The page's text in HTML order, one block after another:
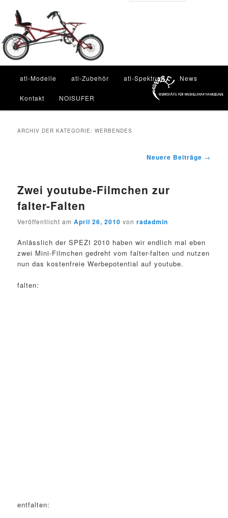
Inhalt
wechseln
sekundären
Inhalt
wechseln
atl-Modelle atl-Zubehör atl-Spektrum News
Kontakt NOISUFER
ARCHIV DER KATEGORIE:WERBENDES
Neuere Beiträge →
Zwei youtube-Filmchen zur
falter-Falten
Veröffentlicht amApril 26, 2010 vonradadmin
Anlässlich der SPEZI 2010 haben wir endlich mal eben
zwei Mini-Filmchen gedreht vom falter-falten und nutzen
nun das kostenfreie Werbepotential auf youtube.
falten:
entfalten: